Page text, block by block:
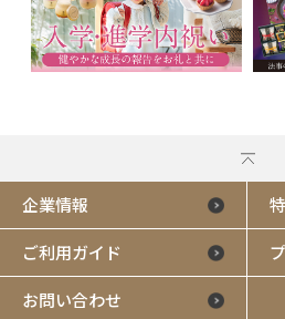
企業情報
ご利用ガイド
お問い合わせ